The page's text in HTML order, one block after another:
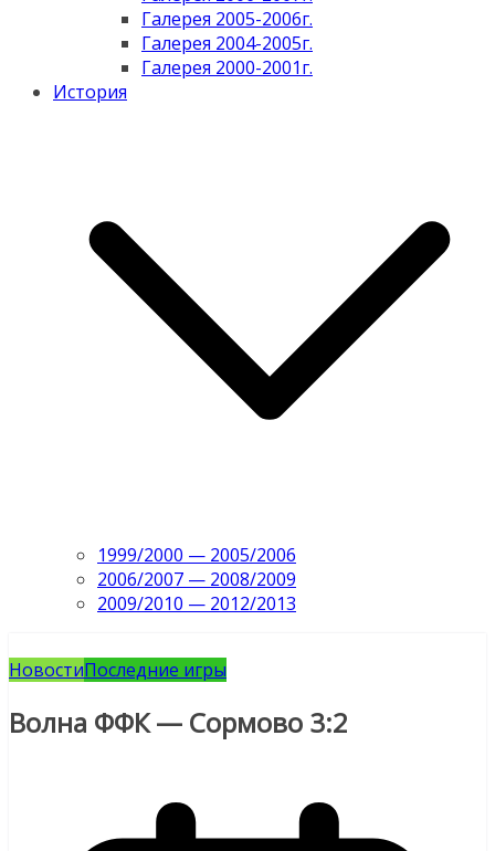
Галерея 2005-2006г.
Галерея 2004-2005г.
Галерея 2000-2001г.
История
1999/2000 — 2005/2006
2006/2007 — 2008/2009
2009/2010 — 2012/2013
НовостиПоследние игры
Волна ФФК — Сормово 3:2